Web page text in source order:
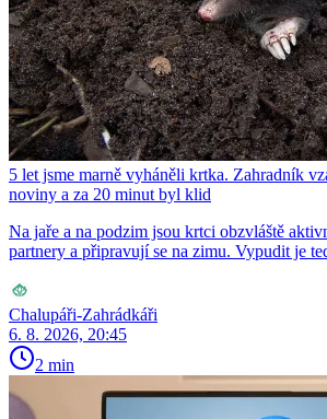
5 let jsme marně vyháněli krtka. Zahradník
noviny a za 20 minut byl klid
Na jaře a na podzim jsou krtci obzvláště
partnery a připravují se na zimu. Vypudit je
Chalupáři-Zahrádkáři
6. 8. 2026, 20:45
2 min